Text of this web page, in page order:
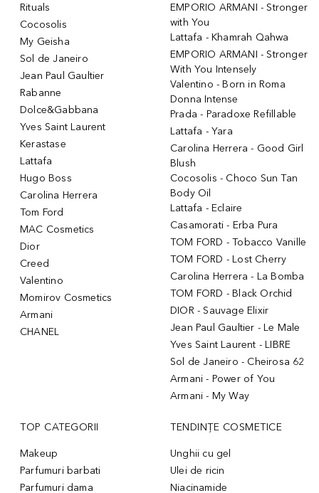
Rituals
Cocosolis
My Geisha
Sol de Janeiro
Jean Paul Gaultier
Rabanne
Dolce&Gabbana
Yves Saint Laurent
Kerastase
Lattafa
Hugo Boss
Carolina Herrera
Tom Ford
MAC Cosmetics
Dior
Creed
Valentino
Momirov Cosmetics
Armani
CHANEL
EMPORIO ARMANI - Stronger
with You
Lattafa - Khamrah Qahwa
EMPORIO ARMANI - Stronger
With You Intensely
Valentino - Born in Roma
Donna Intense
Prada - Paradoxe Refillable
Lattafa - Yara
Carolina Herrera - Good Girl
Blush
Cocosolis - Choco Sun Tan
Body Oil
Lattafa - Eclaire
Casamorati - Erba Pura
TOM FORD - Tobacco Vanille
TOM FORD - Lost Cherry
Carolina Herrera - La Bomba
TOM FORD - Black Orchid
DIOR - Sauvage Elixir
Jean Paul Gaultier - Le Male
Yves Saint Laurent - LIBRE
Sol de Janeiro - Cheirosa 62
Armani - Power of You
Armani - My Way
TOP CATEGORII
Makeup
Parfumuri barbati
Parfumuri dama
TENDINȚE COSMETICE
Unghii cu gel
Ulei de ricin
Niacinamide